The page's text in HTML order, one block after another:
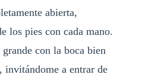
abierta,
los pies con cada mano.
con la boca bien
a entrar de